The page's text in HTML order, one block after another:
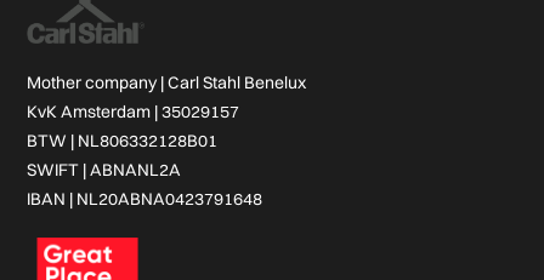
Mother company |Carl Stahl Benelux
KvK Amsterdam | 35029157
BTW | NL806332128B01
SWIFT | ABNANL2A
IBAN | NL20ABNA0423791648